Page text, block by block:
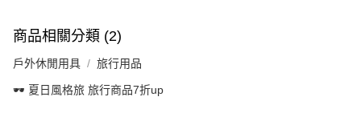
商品相關分類 (2)
戶外休閒用具 旅行用品
🕶️ 夏日風格旅 旅行商品7折up